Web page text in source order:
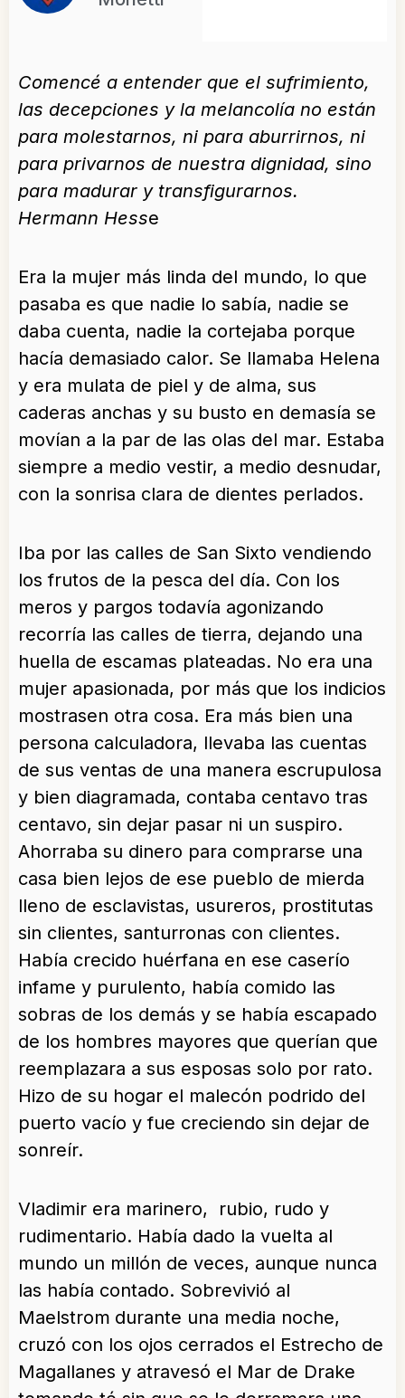
Comencé a entender que el sufrimiento,
las decepciones y la melancolía no están
para molestarnos, ni para aburrirnos, ni
para privarnos de nuestra dignidad, sino
para madurar y transfigurarnos.
Hermann Hesse
Era la mujer más linda del mundo, lo que
pasaba es que nadie lo sabía, nadie se
daba cuenta, nadie la cortejaba porque
hacía demasiado calor. Se llamaba Helena
y era mulata de piel y de alma, sus
caderas anchas y su busto en demasía se
movían a la par de las olas del mar. Estaba
siempre a medio vestir, a medio desnudar,
con la sonrisa clara de dientes perlados.
Iba por las calles de San Sixto vendiendo
los frutos de la pesca del día. Con los
meros y pargos todavía agonizando
recorría las calles de tierra, dejando una
huella de escamas plateadas. No era una
mujer apasionada, por más que los indicios
mostrasen otra cosa. Era más bien una
persona calculadora, llevaba las cuentas
de sus ventas de una manera escrupulosa
y bien diagramada, contaba centavo tras
centavo, sin dejar pasar ni un suspiro.
Ahorraba su dinero para comprarse una
casa bien lejos de ese pueblo de mierda
lleno de esclavistas, usureros, prostitutas
sin clientes, santurronas con clientes.
Había crecido huérfana en ese caserío
infame y purulento, había comido las
sobras de los demás y se había escapado
de los hombres mayores que querían que
reemplazara a sus esposas solo por rato.
Hizo de su hogar el malecón podrido del
puerto vacío y fue creciendo sin dejar de
sonreír.
Vladimir era marinero, rubio, rudo y
rudimentario. Había dado la vuelta al
mundo un millón de veces, aunque nunca
las había contado. Sobrevivió al
Maelstrom durante una media noche,
cruzó con los ojos cerrados el Estrecho de
Magallanes y atravesó el Mar de Drake